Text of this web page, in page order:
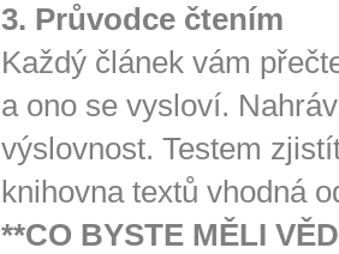
3. Průvodce čtením
Každý článek vám
a ono se vysloví.
výslovnost. Testem
knihovna textů vhodná
**CO BYSTE MĚLI